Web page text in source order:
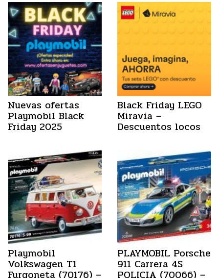
Nuevas ofertas
Playmobil Black
Friday 2025
Black Friday LEGO
Miravia –
Descuentos locos
Playmobil
Volkswagen T1
Furgoneta (70176) –
PLAYMOBIL Porsche
911 Carrera 4S
POLICIA (70066) –